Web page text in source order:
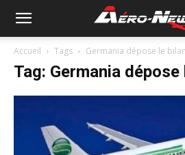
Accueil Tags Germania dépose le bilan
Tag: Germania dépose